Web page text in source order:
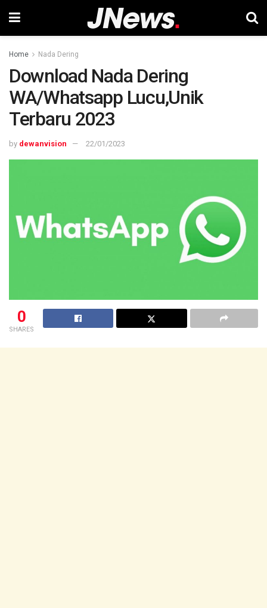
Home Nada Dering
Download Nada Dering
WA/Whatsapp Lucu,Unik
Terbaru 2023
by dewanvision 22/01/2023
0
SHARES